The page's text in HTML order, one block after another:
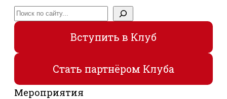
Поиск
Вступить в Клуб
Стать партнёром Клуба
Мероприятия